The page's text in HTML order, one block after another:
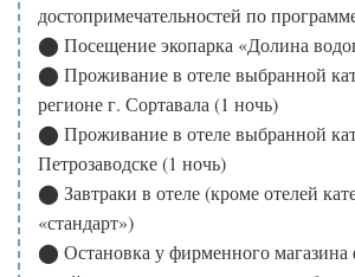
достопримечательностей по
⬤ Посещение экопарка «Долина
⬤ Проживание в отеле выбранной
регионе г. Сортавала (1 ночь)
⬤ Проживание в отеле выбранной
Петрозаводске (1 ночь)
⬤ Завтраки в отеле (кроме отелей
«стандарт»)
⬤ Остановка у фирменного магазина
Валаамский архипелаг – ссылка на
оплату https://vk.cc/cw64Ja
350 рублей за посещение:
Парк «Ладожские шхеры»
ФЗ № 33-ФЗ) – оплата на сайте: https://
Оплата производится самостоятельно
несоблюдение требований